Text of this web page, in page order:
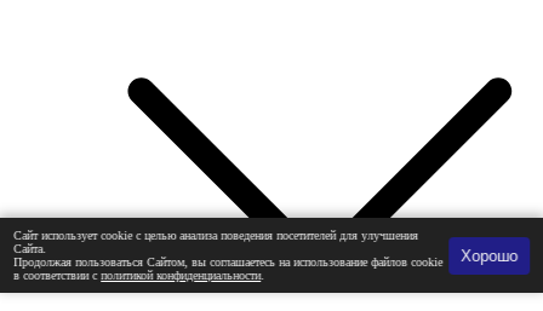
Сайт использует cookie с целью анализа поведения посетителей для улучшения
Сайта.
Продолжая пользоваться Сайтом, вы соглашаетесь на использование файлов cookie
в соответствии сполитикой конфиденциальности.
Хорошо